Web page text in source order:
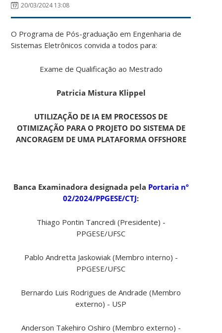
20/03/2024 13:08
O Programa de Pós-graduação em Engenharia de
Sistemas Eletrônicos convida a todos para:
Exame de Qualificação ao Mestrado
Patricia Mistura Klippel
UTILIZAÇÃO DE IA EM PROCESSOS DE
OTIMIZAÇÃO PARA O PROJETO DO SISTEMA DE
ANCORAGEM DE UMA PLATAFORMA OFFSHORE
Banca Examinadora designada pela Portaria nº
02/2024/PPGESE/CTJ:
Thiago Pontin Tancredi (Presidente) -
PPGESE/UFSC
Pablo Andretta Jaskowiak (Membro interno) -
PPGESE/UFSC
Bernardo Luis Rodrigues de Andrade (Membro
externo) - USP
Anderson Takehiro Oshiro (Membro externo) -